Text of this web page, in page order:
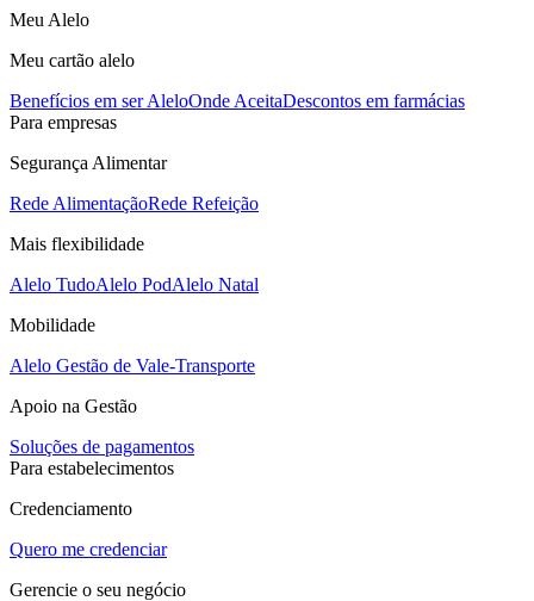
Meu Alelo
Meu cartão alelo
Benefícios em ser AleloOnde AceitaDescontos em farmácias
Para empresas
Segurança Alimentar
Rede AlimentaçãoRede Refeição
Mais flexibilidade
Alelo TudoAlelo PodAlelo Natal
Mobilidade
Alelo Gestão de Vale-Transporte
Apoio na Gestão
Soluções de pagamentos
Para estabelecimentos
Credenciamento
Quero me credenciar
Gerencie o seu negócio